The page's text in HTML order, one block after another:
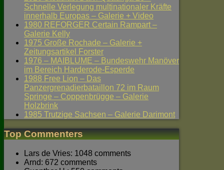
Schnelle Verlegung multinationaler Kräfte
innerhalb Europas – Galerie + Video
1980 REFORGER Certain Rampart –
Galerie Kelly
1975 Große Rochade – Galerie +
Zeitungsartikel Forster
1976 – MAIBLUME – Bundeswehr Manöver
im Bereich Harderode-Esperde
1988 Free Lion – Das
Panzergrenadierbataillon 72 im Raum
Springe – Coppenbrügge – Galerie
Holzbrink
1985 Trutzige Sachsen – Galerie Darimont
Top Commenters
Lars de Vries: 1048 comments
Arnd: 672 comments